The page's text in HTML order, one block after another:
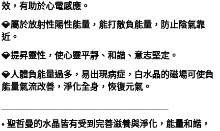
效，有助於心電感應。
💎屬於放射性陽性能量，能打散負能量，防止陰氣靠
近。
💎提昇靈性，使心靈平靜、和諧、意志堅定。
💎人體負能量過多，易出現病症，白水晶的磁場可使負
能量氣流改善，淨化全身，恢復元氣。
• 聖哲曼的水晶皆有受到完善滋養與淨化，能量和諧，